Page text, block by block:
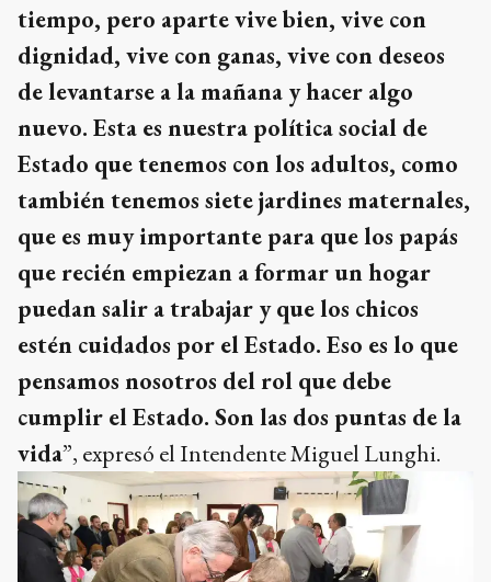
tiempo, pero aparte vive bien, vive con
dignidad, vive con ganas, vive con deseos
de levantarse a la mañana y hacer algo
nuevo. Esta es nuestra política social de
Estado que tenemos con los adultos, como
también tenemos siete jardines maternales,
que es muy importante para que los papás
que recién empiezan a formar un hogar
puedan salir a trabajar y que los chicos
estén cuidados por el Estado. Eso es lo que
pensamos nosotros del rol que debe
cumplir el Estado. Son las dos puntas de la
vida”, expresó el Intendente Miguel Lunghi.